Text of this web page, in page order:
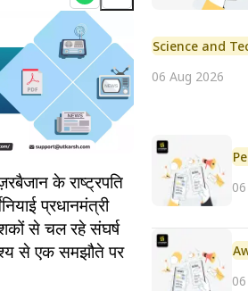
के राष्ट्रपति
प्रधानमंत्री
से चल रहे संघर्ष
से एक समझौते पर
Science and
06 Aug 2026